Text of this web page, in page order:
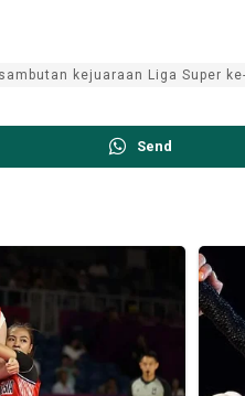
sambutan kejuaraan Liga Super
Send